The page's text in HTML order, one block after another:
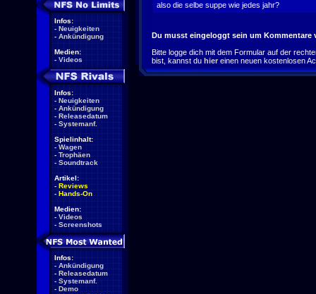
Infos:
- Neuigkeiten
- Ankündigung
Medien:
- Videos
Infos:
- Neuigkeiten
- Ankündigung
- Releasedatum
- Systemanf.
Spielinhalt:
- Wagen
- Trophäen
- Soundtrack
Artikel:
- Reviews
- Hands-On
Medien:
- Videos
- Screenshots
Infos:
- Ankündigung
- Releasedatum
- Systemanf.
- Demo
also die selbe suppe wie jedes jahr?
Du musst eingeloggt sein um Kommentare
Bitte logge dich mit dem Formular auf der
bist, kannst du hier einen neuen kostenlosen